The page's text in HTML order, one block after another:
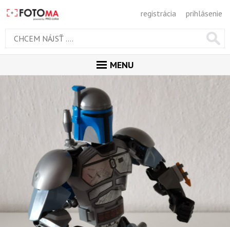
registrácia prihlásenie
MENU
MAGAZÍN
GALÉRIA
PORADŇA
SÚŤAŽE
KALENDÁR AKCIÍ
WORKSHOPY